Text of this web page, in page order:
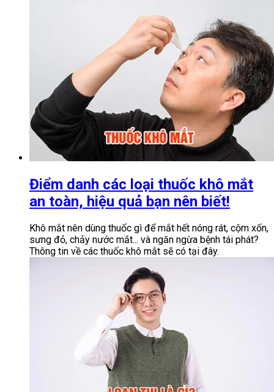
Điểm danh các loại thuốc khô mắt
an toàn, hiệu quả bạn nên biết!
Khô mắt nên dùng thuốc gì để mắt hết nóng rát, cộm xốn,
sưng đỏ, chảy nước mắt... và ngăn ngừa bệnh tái phát?
Thông tin về các thuốc khô mắt sẽ có tại đây.